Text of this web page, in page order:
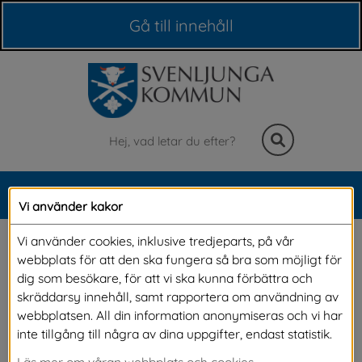
Gå till innehåll
Sök
Meny
Lägg inte ner
Skogsgläntan (Bifall)
Vi använder kakor
Vi använder cookies, inklusive tredjeparts, på vår
webbplats för att den ska fungera så bra som möjligt för
dig som besökare, för att vi ska kunna förbättra och
skräddarsy innehåll, samt rapportera om användning av
webbplatsen. All din information anonymiseras och vi har
inte tillgång till några av dina uppgifter, endast statistik.